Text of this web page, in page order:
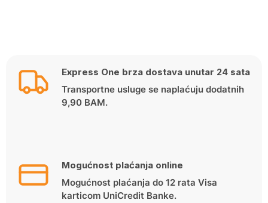
Express One brza dostava unutar 24 sata
Transportne usluge se naplaćuju dodatnih
9,90 BAM.
Mogućnost plaćanja online
Mogućnost plaćanja do 12 rata Visa
karticom UniCredit Banke.